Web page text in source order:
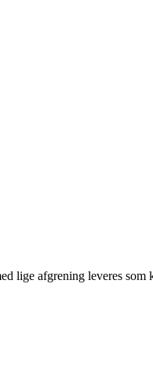
lige afgrening leveres som